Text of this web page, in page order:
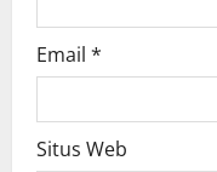
Email *
Situs Web